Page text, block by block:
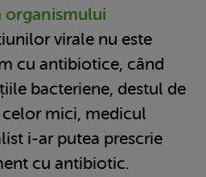
organismului
virale nu este
cu antibiotice, când
bacteriene, destul de
mici, medicul
i-ar putea prescrie
cu antibiotic.